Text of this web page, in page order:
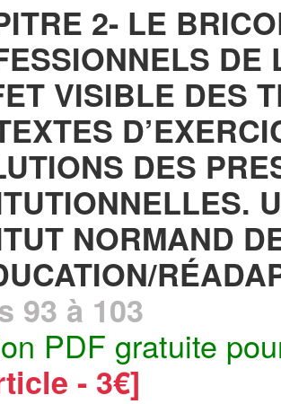
2- LE
DE
VISIBLE DES
DES
NORMAND
93 à 103
PDF gratuite
- 3€]